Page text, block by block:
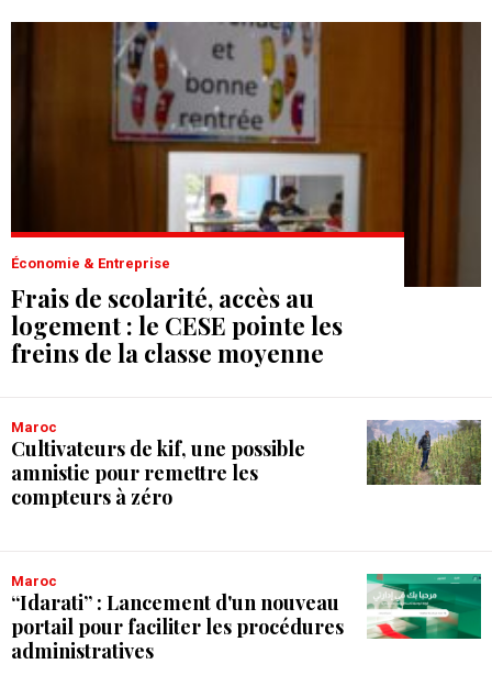
Économie & Entreprise
Frais de scolarité, accès au
logement : le CESE pointe les
freins de la classe moyenne
Maroc
Cultivateurs de kif, une possible
amnistie pour remettre les
compteurs à zéro
Maroc
“Idarati” : Lancement d'un nouveau
portail pour faciliter les procédures
administratives